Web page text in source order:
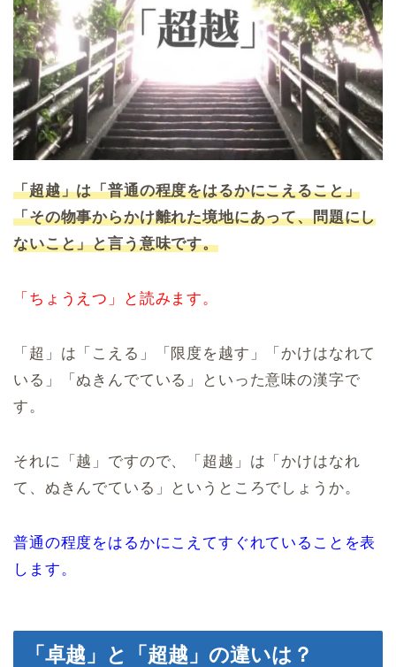
「超越」は「普通の程度をはるかにこえること」
「その物事からかけ離れた境地にあって、問題にし
ないこと」と言う意味です。
「ちょうえつ」と読みます。
「超」は「こえる」「限度を越す」「かけはなれて
いる」「ぬきんでている」といった意味の漢字で
す。
それに「越」ですので、「超越」は「かけはなれ
て、ぬきんでている」というところでしょうか。
普通の程度をはるかにこえてすぐれていることを表
します。
「卓越」と「超越」の違いは？